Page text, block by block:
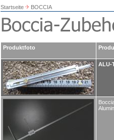
Startseite BOCCIA
Produktfoto
ALU-